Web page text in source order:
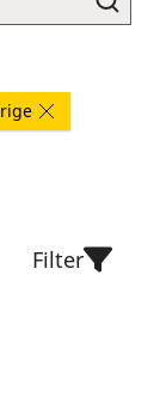
Filter